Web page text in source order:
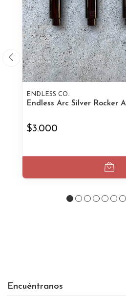
ENDLESS CO.
Endless Arc Silver Rocker
$3.000
Encuéntranos